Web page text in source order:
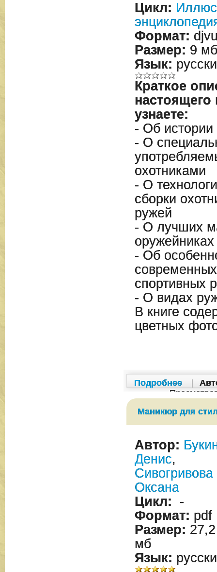
Цикл:
Формат:
Размер: 9 мб
Язык:
Краткое
узнаете:
- Об истории
- О
охотниками
- О
сборки
ружей
- О лучших
- Об
спортивных
- О видах
В книге
цветных
Подробнее
Маникюр для
Автор:
Денис,
Сивогривова
Оксана
Цикл: -
Формат: pdf
Размер: 27,2
мб
Язык: